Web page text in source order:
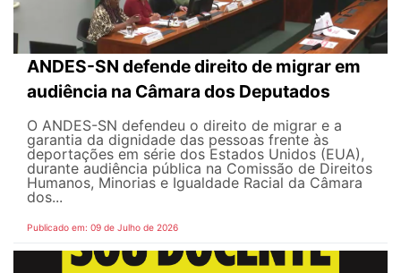
ANDES-SN defende direito de migrar em
audiência na Câmara dos Deputados
O ANDES-SN defendeu o direito de migrar e a
garantia da dignidade das pessoas frente às
deportações em série dos Estados Unidos (EUA),
durante audiência pública na Comissão de Direitos
Humanos, Minorias e Igualdade Racial da Câmara
dos...
Publicado em: 09 de Julho de 2026